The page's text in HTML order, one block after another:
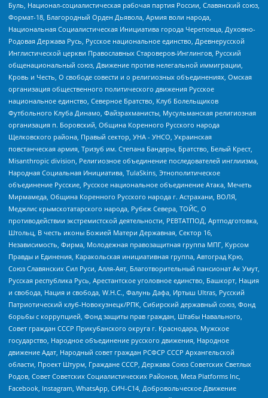
Буль, Национал-социалистическая рабочая партия России, Славянский союз,
Формат-18, Благородный Орден Дьявола, Армия воли народа,
Национальная Социалистическая Инициатива города Череповца, Духовно-
Родовая Держава Русь, Русское национальное единство, Древнерусской
Инглистической церкви Православных Староверов-Инглингов, Русский
общенациональный союз, Движение против нелегальной иммиграции,
Кровь и Честь, О свободе совести и о религиозных объединениях, Омская
организация общественного политического движения Русское
национальное единство, Северное Братство, Клуб Болельщиков
Футбольного Клуба Динамо, Файзрахманисты, Мусульманская религиозная
организация п. Боровский, Община Коренного Русского народа
Щелковского района, Правый сектор, УНА - УНСО, Украинская
повстанческая армия, Тризуб им. Степана Бандеры, Братство, Белый Крест,
Misanthropic division, Религиозное объединение последователей инглиизма,
Народная Социальная Инициатива, TulaSkins, Этнополитическое
объединение Русские, Русское национальное объединение Атака, Мечеть
Мирмамеда, Община Коренного Русского народа г. Астрахани, ВОЛЯ,
Меджлис крымскотатарского народа, Рубеж Севера, ТОЙС, О
противодействии экстремистской деятельности, РЕВТАТПОД, Артподготовка,
Штольц, В честь иконы Божией Матери Державная, Сектор 16,
Независимость, Фирма, Молодежная правозащитная группа МПГ, Курсом
Правды и Единения, Каракольская инициативная группа, Автоград Крю,
Союз Славянских Сил Руси, Алля-Аят, Благотворительный пансионат Ак Умут,
Русская республика Русь, Арестантское уголовное единство, Башкорт, Нация
и свобода, Нация и свобода, W.H.С., Фалунь Дафа, Иртыш Ultras, Русский
Патриотический клуб-Новокузнецк/РПК, Сибирский державный союз, Фонд
борьбы с коррупцией, Фонд защиты прав граждан, Штабы Навального,
Совет граждан СССР Прикубанского округа г. Краснодара, Мужское
государство, Народное объединение русского движения, Народное
движение Адат, Народный совет граждан РСФСР СССР Архангельской
области, Проект Штурм, Граждане СССР, Держава Союз Советских Светлых
Родов, Совет Советских Социалистических Районов, Meta Platforms Inc,
Facebook, Instagram, WhatsApp, СИЧ-С14, Добровольческое Движение